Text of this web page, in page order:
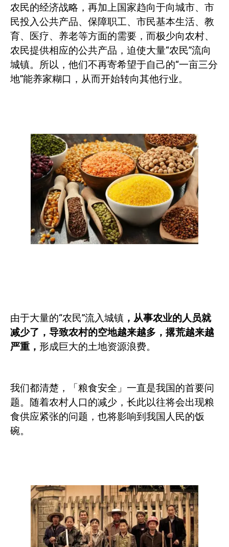
农民的经济战略，再加上国家趋向于向城市、市
民投入公共产品、保障职工、市民基本生活、教
育、医疗、养老等方面的需要，而极少向农村、
农民提供相应的公共产品，迫使大量“农民”流向
城镇。所以，他们不再寄希望于自己的“一亩三分
地”能养家糊口，从而开始转向其他行业。
由于大量的“农民”流入城镇 ，从事农业的人员就
减少了，导致农村的空地越来越多，撂荒越来越
严重， 形成巨大的土地资源浪费。
我们都清楚，「粮食安全」一直是我国的首要问
题。随着农村人口的减少，长此以往将会出现粮
食供应紧张的问题，也将影响到我国人民的饭
碗。